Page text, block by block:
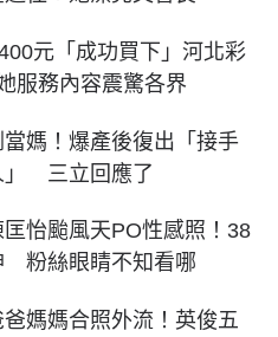
元「成功買下」河北彩
服務內容震驚各界
當媽！爆產後復出「接手
」 三立回應了
匡怡颱風天PO性感照！38
粉絲眼睛不知看哪
媽媽合照外流！英俊五